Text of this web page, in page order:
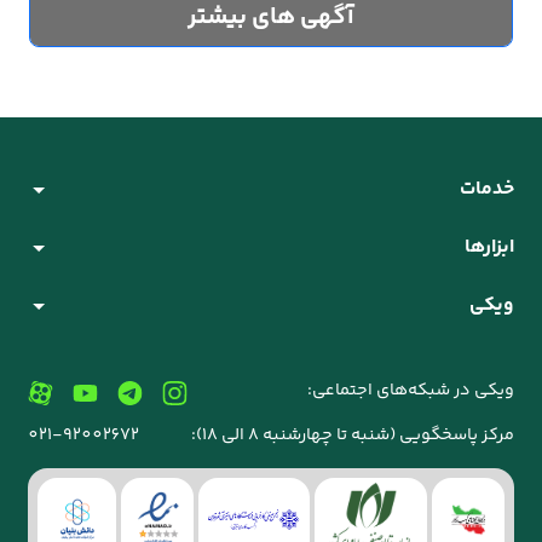
آگهی های بیشتر
خدمات
ابزارها
ویکی
ویکی در شبکه‌های اجتماعی:
مرکز پاسخگویی (شنبه تا چهارشنبه 8 الی 18):
021-92002672